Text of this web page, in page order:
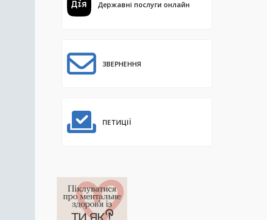
Державні послуги онлайн
ЗВЕРНЕННЯ
ПЕТИЦІЇ